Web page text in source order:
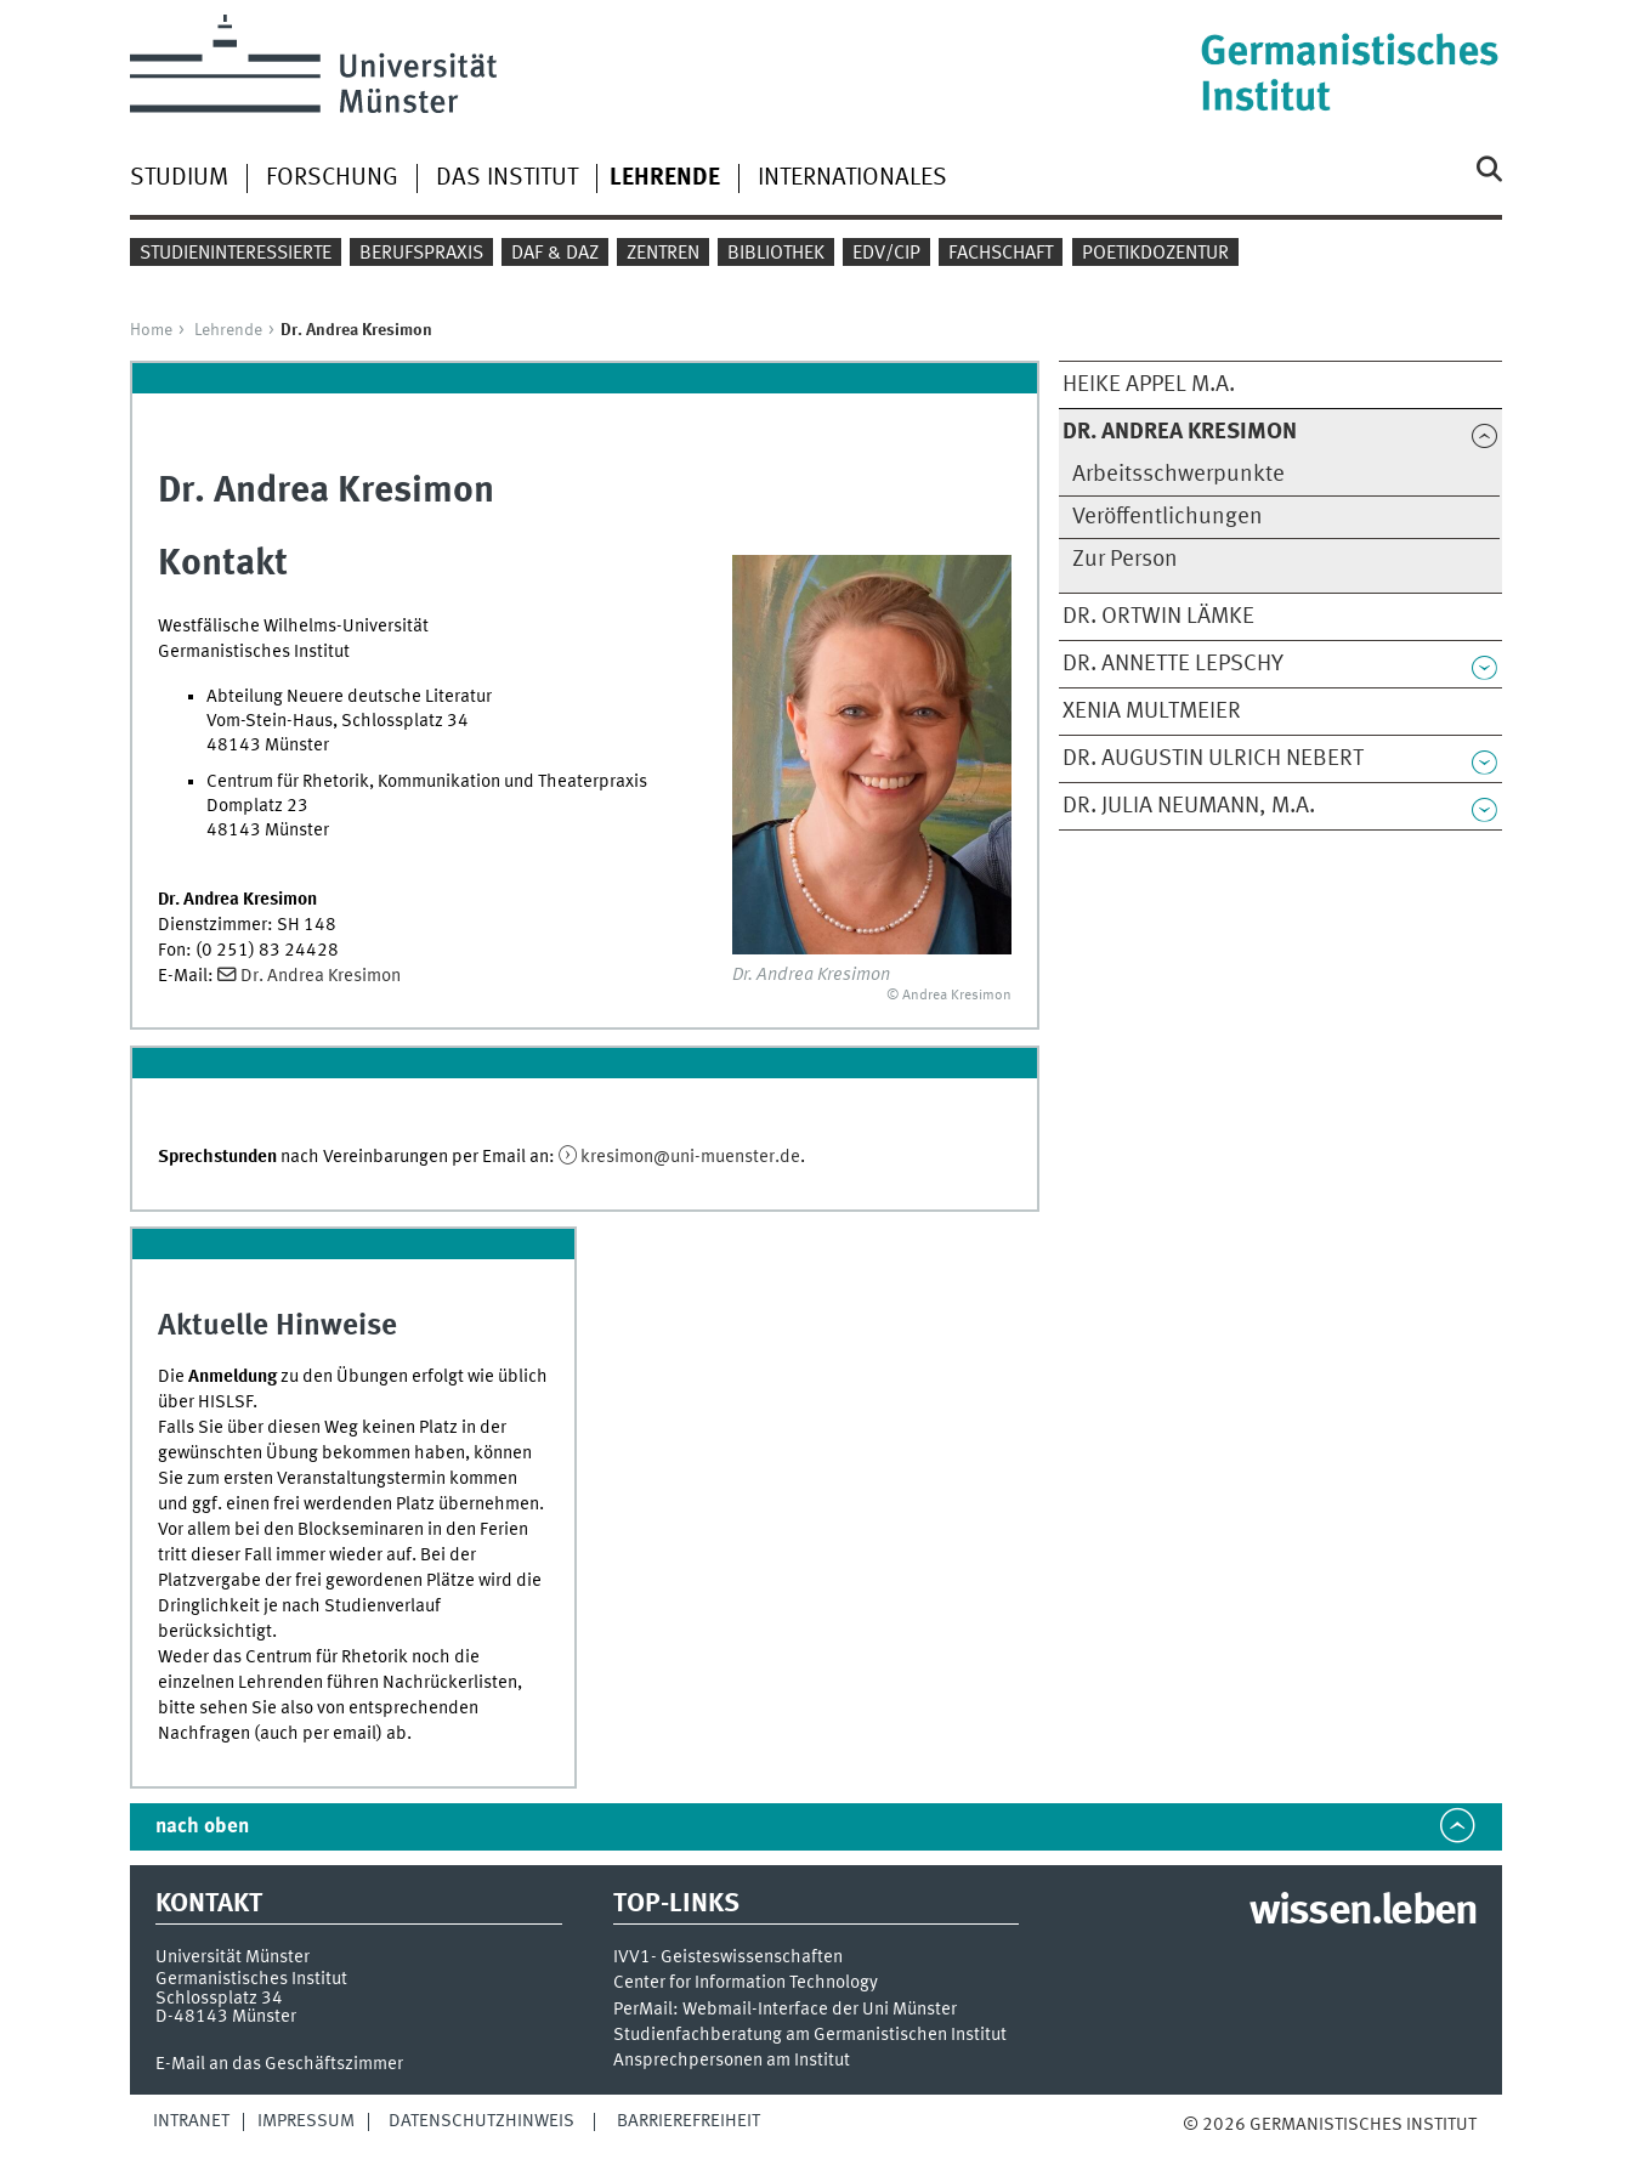
STUDIUM FORSCHUNG DAS INSTITUT LEHRENDE INTERNATIONALES
STUDIENINTERESSIERTE BERUFSPRAXIS DAF & DAZ ZENTREN BIBLIOTHEK EDV/CIP FACHSCHAFT POETIKDOZENTUR
Home Lehrende Dr. Andrea Kresimon
HEIKE APPEL M.A.
DR. ANDREA KRESIMON
Arbeitsschwerpunkte
Veröffentlichungen
Zur Person
DR. ORTWIN LÄMKE
DR. ANNETTE LEPSCHY
XENIA MULTMEIER
DR. AUGUSTIN ULRICH NEBERT
DR. JULIA NEUMANN, M.A.
Dr. Andrea Kresimon
Dr. Andrea Kresimon
© Andrea Kresimon
Kontakt
Westfälische Wilhelms-Universität
Germanistisches Institut
Abteilung Neuere deutsche Literatur
Vom-Stein-Haus, Schlossplatz 34
48143 Münster
Centrum für Rhetorik, Kommunikation und Theaterpraxis
Domplatz 23
48143 Münster
Dr. Andrea Kresimon
Dienstzimmer: SH 148
Fon: (0 251) 83 24428
E-Mail:
Dr. Andrea Kresimon
Sprechstunden nach Vereinbarungen per Email an: kresimon@uni-muenster.de.
Aktuelle Hinweise
Die Anmeldungzu den Übungen erfolgt wie üblich
über HISLSF.
Falls Sie über diesen Weg keinen Platz in der
gewünschten Übung bekommen haben, können
Sie zum ersten Veranstaltungstermin kommen
und ggf. einen frei werdenden Platz übernehmen.
Vor allem bei den Blockseminaren in den Ferien
tritt dieser Fall immer wieder auf. Bei der
Platzvergabe der frei gewordenen Plätze wird die
Dringlichkeit je nach Studienverlauf
berücksichtigt.
Weder das Centrum für Rhetorik noch die
einzelnen Lehrenden führen Nachrückerlisten,
bitte sehen Sie also von entsprechenden
Nachfragen (auch per email) ab.
nach oben
KONTAKT
Universität Münster
Germanistisches Institut
Schlossplatz 34
D-48143 Münster
E-Mail an das Geschäftszimmer
TOP-LINKS
IVV1- Geisteswissenschaften
Center for Information Technology
PerMail: Webmail-Interface der Uni Münster
Studienfachberatung am Germanistischen Institut
Ansprechpersonen am Institut
wissen.leben
INTRANET IMPRESSUM DATENSCHUTZHINWEIS BARRIEREFREIHEIT © 2026 GERMANISTISCHES INSTITUT